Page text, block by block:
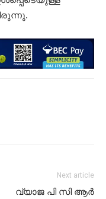
Next article
വ്യാജ പി സി ആർ